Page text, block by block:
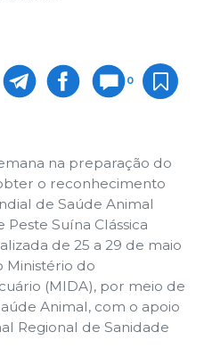
0
na preparação do
o reconhecimento
de Saúde Animal
Suína Clássica
de 25 a 29 de maio
Ministério do
(MIDA), por meio de
Animal, com o apoio
Regional de Sanidade